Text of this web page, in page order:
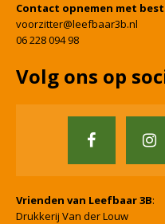
Contact opnemen met
voorzitter@leefbaar3b.nl
06 228 094 98
Volg ons op
Vrienden van Leefbaar 3B:
Drukkerij Van der Louw